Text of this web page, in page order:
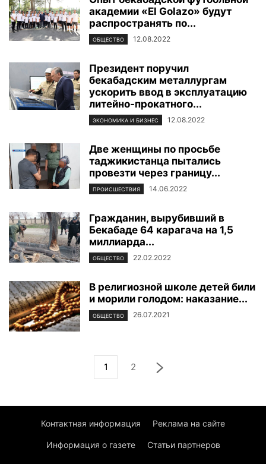
академии «El Golazo» будут
распространять по...
ОБЩЕСТВО 12.08.2022
Президент поручил
бекабадским металлургам
ускорить ввод в эксплуатацию
литейно-прокатного...
ЭКОНОМИКА И БИЗНЕС 12.08.2022
Две женщины по просьбе
таджикистанца пытались
провезти через границу...
ПРОИСШЕСТВИЯ 14.06.2022
Гражданин, вырубивший в
Бекабаде 64 карагача на 1,5
миллиарда...
ОБЩЕСТВО 22.02.2022
В религиозной школе детей били
и морили голодом: наказание...
ОБЩЕСТВО 26.07.2021
1 2
Контактная информация Реклама на сайте
Информация о газете Статьи партнеров